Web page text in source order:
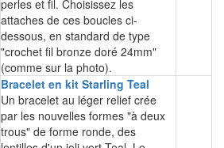
perles et fil. Choisissez les
attaches de ces boucles ci-
dessous, en standard de type
"crochet fil bronze doré 24mm"
(comme sur la photo).
Bracelet en kit Starling Teal
Un bracelet au léger relief crée
par les nouvelles formes "à deux
trous" de forme ronde, des